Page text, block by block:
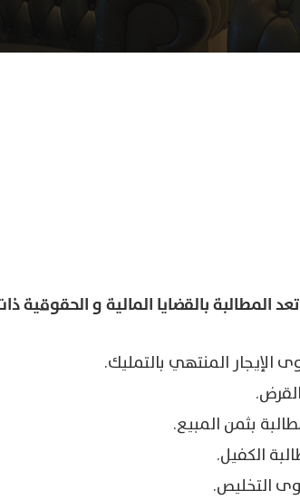
تعد المطالبة بالقضايا المالية و